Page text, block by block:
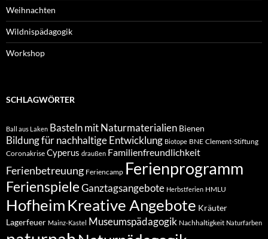
Weihnachten
Wildnispädagogik
Workshop
SCHLAGWÖRTER
Ball aus Laken Basteln mit Naturmaterialien Bienen
Bildung für nachhaltige Entwicklung Biotope BNE Clement-Stiftung
Coronakrise Cyperus draußen Familienfreundlichkeit
Ferienbetreuung Feriencamp Ferienprogramm
FerienspieleGanztagsangebote Herbstferien HMLU
HofheimKreative Angebote Kräuter
Lagerfeuer Mainz-Kastel Museumspädagogik Nachhaltigkeit Naturfarben